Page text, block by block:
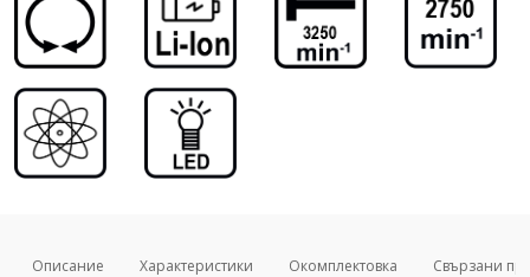
Описание Характеристики Окомплектовка Свързани